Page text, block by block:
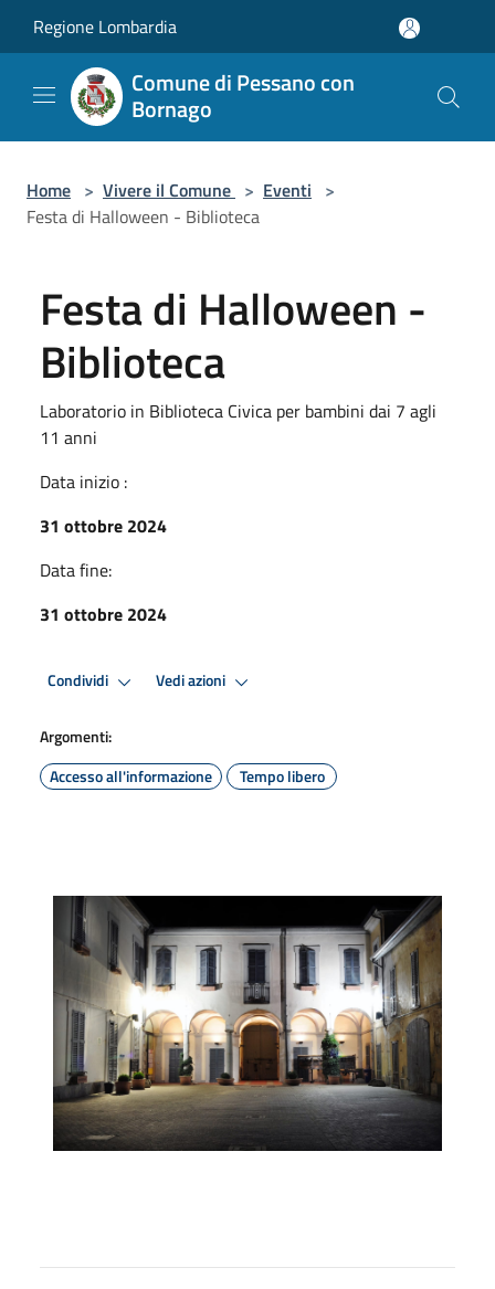
Regione Lombardia
Comune di Pessano con
Bornago
Home > Vivere il Comune > Eventi >
Festa di Halloween - Biblioteca
Festa di Halloween -
Biblioteca
Laboratorio in Biblioteca Civica per bambini dai 7 agli
11 anni
Data inizio :
31 ottobre 2024
Data fine:
31 ottobre 2024
Condividi Vedi azioni
Argomenti:
Accesso all'informazione
Tempo libero